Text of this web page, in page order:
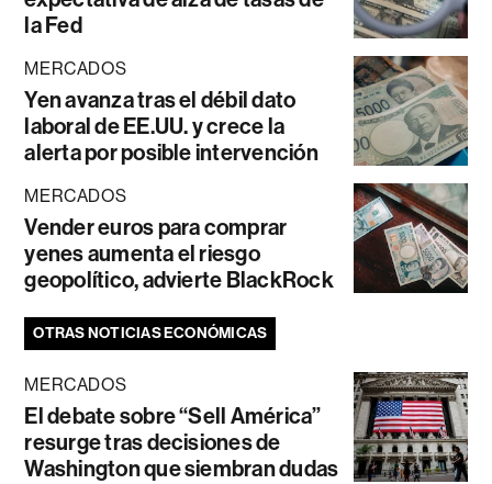
la Fed
MERCADOS
Yen avanza tras el débil dato
laboral de EE.UU. y crece la
alerta por posible intervención
MERCADOS
Vender euros para comprar
yenes aumenta el riesgo
geopolítico, advierte BlackRock
OTRAS NOTICIAS ECONÓMICAS
MERCADOS
El debate sobre “Sell América”
resurge tras decisiones de
Washington que siembran dudas